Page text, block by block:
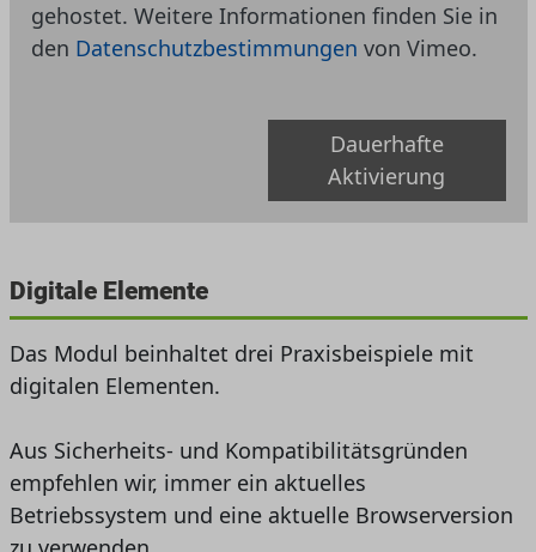
gehostet. Weitere Informationen finden Sie in
den Datenschutzbestimmungen von Vimeo.
Dauerhafte
Aktivierung
Digitale Elemente
Das Modul beinhaltet drei Praxisbeispiele mit
digitalen Elementen.
Aus Sicherheits- und Kompatibilitätsgründen
empfehlen wir, immer ein aktuelles
Betriebssystem und eine aktuelle Browserversion